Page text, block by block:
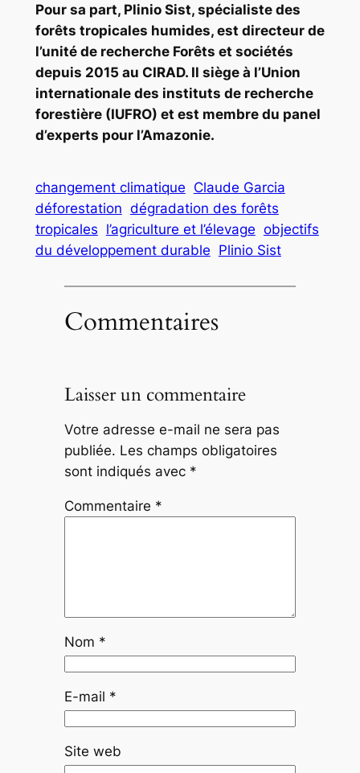
Pour sa part, Plinio Sist, spécialiste des
forêts tropicales humides, est directeur de
l’unité de recherche Forêts et sociétés
depuis 2015 au CIRAD. Il siège à l’Union
internationale des instituts de recherche
forestière (IUFRO) et est membre du panel
d’experts pour l’Amazonie.
changement climatique Claude Garcia
déforestation dégradation des forêts
tropicales l’agriculture et l’élevage objectifs
du développement durable Plinio Sist
Commentaires
Laisser un commentaire
Votre adresse e-mail ne sera pas
publiée. Les champs obligatoires
sont indiqués avec *
Commentaire *
Nom *
E-mail *
Site web